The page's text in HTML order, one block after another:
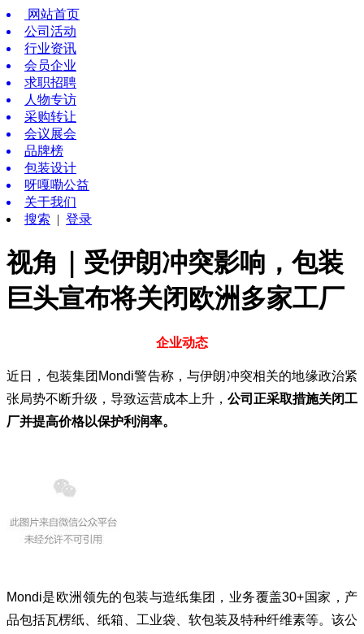
网站首页
公司活动
行业资讯
会员企业
求职招聘
人物专访
采购转让
会议展会
品牌榜
包装设计
呀嘎嘞公益
关于我们
搜索 | 登录
视角｜受伊朗冲突影响，包装
巨头宣布将关闭欧洲多家工厂
企业动态
近日，包装集团 Mondi警告称，与伊朗冲突相关的地缘政治紧
张局势不断升级，导致运营成本上升， 公司正采取措施关闭工
厂并提高价格以保护利润率。
Mondi是欧洲领先的包装与造纸集团，业务覆盖30+国家，产
品包括瓦楞纸、纸箱、工业袋、软包装及特种纤维素等。该公